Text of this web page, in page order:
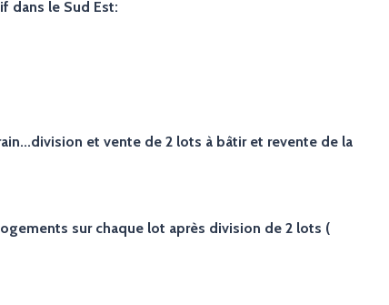
dans le Sud Est:
et vente de 2 lots à bâtir et revente de la
sur chaque lot après division de 2 lots (